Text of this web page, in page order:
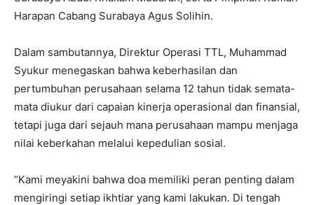
Harapan Cabang Surabaya Agus Solihin.
Dalam sambutannya, Direktur Operasi TTL, Muhammad
Syukur menegaskan bahwa keberhasilan dan
pertumbuhan perusahaan selama 12 tahun tidak semata-
mata diukur dari capaian kinerja operasional dan finansial,
tetapi juga dari sejauh mana perusahaan mampu menjaga
nilai keberkahan melalui kepedulian sosial.
“Kami meyakini bahwa doa memiliki peran penting dalam
mengiringi setiap ikhtiar yang kami lakukan. Di tengah